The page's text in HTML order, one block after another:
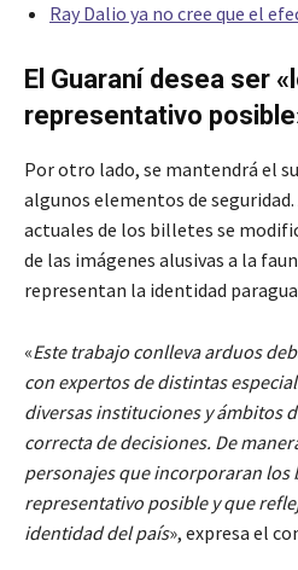
Ray Dalio ya no cree que el
El Guaraní desea ser
representativo
Por otro lado, se mantendrá el
algunos elementos de
actuales de los billetes se
de las imágenes alusivas a la
representan la identidad
«Este trabajo conlleva arduos
con expertos de distintas
diversas instituciones y ámbitos
correcta de decisiones. De
personajes que incorporaran los
representativo posible y que
identidad del país», expresa el